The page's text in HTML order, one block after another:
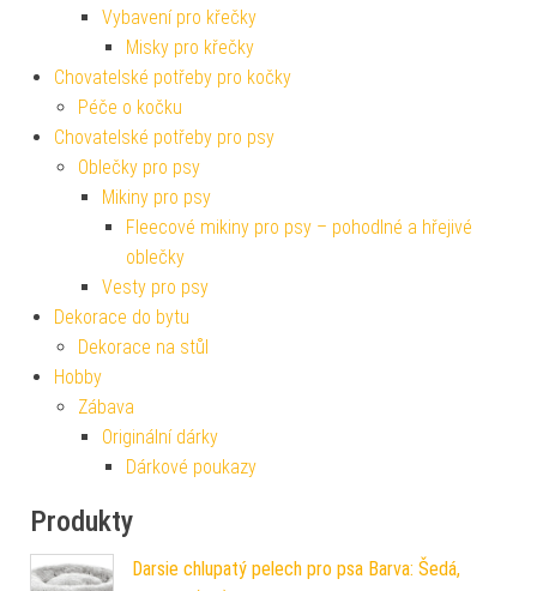
Vybavení pro křečky
Misky pro křečky
Chovatelské potřeby pro kočky
Péče o kočku
Chovatelské potřeby pro psy
Oblečky pro psy
Mikiny pro psy
Fleecové mikiny pro psy – pohodlné a hřejivé
oblečky
Vesty pro psy
Dekorace do bytu
Dekorace na stůl
Hobby
Zábava
Originální dárky
Dárkové poukazy
Produkty
Darsie chlupatý pelech pro psa Barva: Šedá,